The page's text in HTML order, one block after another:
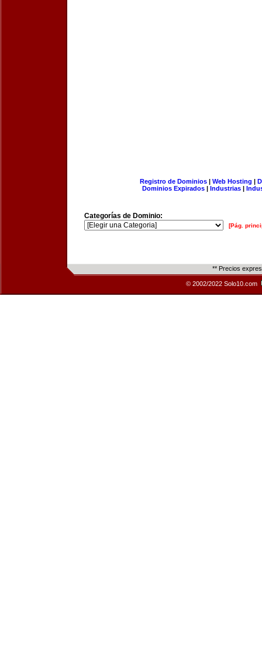
Registro de Dominios| Web Hosting |
Dominios Expirados | Industrias |
Categorías de Dominio:
[Pág.
** Precios
© 2002/2022 Solo10.com